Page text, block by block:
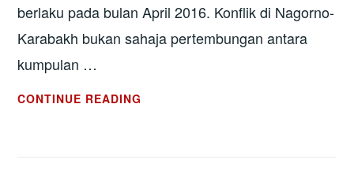
berlaku pada bulan April 2016. Konflik di Nagorno-
Karabakh bukan sahaja pertembungan antara
kumpulan …
CONTINUE READING